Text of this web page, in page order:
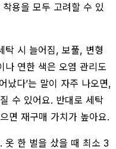
용을 모두 고려할 수 있
탁 시 늘어짐, 보풀, 변형
나 연한 색은 오염 관리도
났다’는 말이 자주 나오면,
수 있어요. 반대로 세탁
면 재구매 가치가 높아요.
옷 한 벌을 샀을 때 최소 3